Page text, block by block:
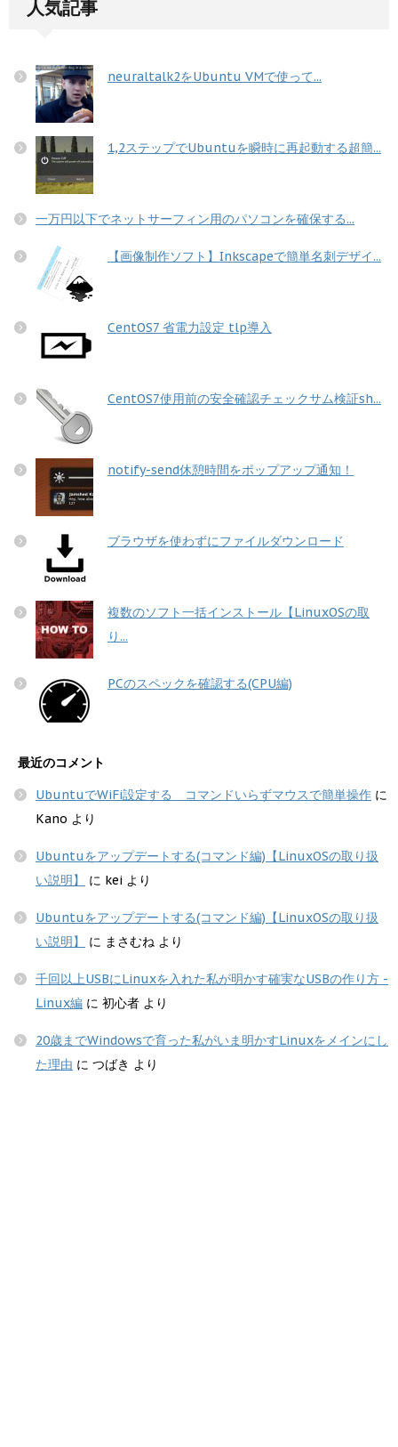
人気記事
neuraltalk2をUbuntu VMで使って...
1,2ステップでUbuntuを瞬時に再起動する超簡...
一万円以下でネットサーフィン用のパソコンを確保する...
【画像制作ソフト】Inkscapeで簡単名刺デザイ...
CentOS7 省電力設定 tlp導入
CentOS7使用前の安全確認チェックサム検証sh...
notify-send休憩時間をポップアップ通知！
ブラウザを使わずにファイルダウンロード
複数のソフト一括インストール【LinuxOSの取
り...
PCのスペックを確認する(CPU編)
最近のコメント
UbuntuでWiFi設定する コマンドいらずマウスで簡単操作 に
Kano より
Ubuntuをアップデートする(コマンド編)【LinuxOSの取り扱
い説明】
に kei より
Ubuntuをアップデートする(コマンド編)【LinuxOSの取り扱
い説明】
に まさむね より
千回以上USBにLinuxを入れた私が明かす確実なUSBの作り方 -
Linux編 に 初心者 より
20歳までWindowsで育った私がいま明かすLinuxをメインにし
た理由 に つばき より